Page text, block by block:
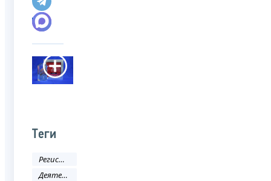
Теги
Регистрация
Деятельность ФНС